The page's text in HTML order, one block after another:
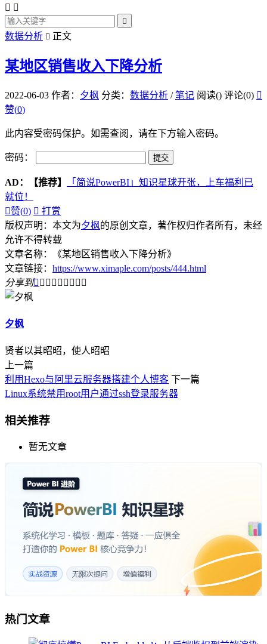
 

数据分析  正文
某地区销售收入下降分析
2022-06-03 作者： 夕枫 分类： 数据分析 /笔记 阅读() 评论(0) 
赞(0)
此内容受密码保护。如需查阅，请在下方输入密码。
密码：
AD： 【推荐】
「简说PowerBI」知识星球开张，上车福利已
就位！
赞(0)  打赏
版权声明：本文为夕枫的原创文章，著作权归作者所有，未经
允许不得转载
文章名称：《某地区销售收入下降分析》
文章链接： https://www.ximaple.com/posts/444.html
分享到        
夕枫
贤者以其昭昭，使人昭昭
上一篇
利用Hexo与阿里云服务器搭建个人博客 下一篇
Linux系统禁用root用户通过ssh登录服务器
相关推荐
暂无文章
热门文章